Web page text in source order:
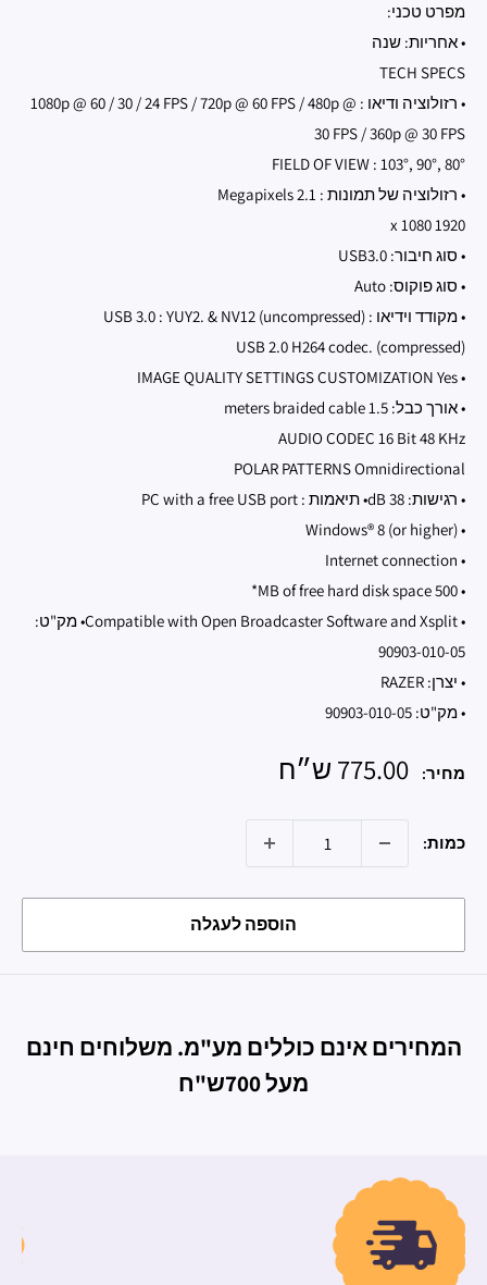
מפרט טכני:
• אחריות: שנה
TECH SPECS
• רזולוציה ודיאו : 1080p @ 60 / 30 / 24 FPS / 720p @ 60 FPS / 480p @
30 FPS / 360p @ 30 FPS
FIELD OF VIEW : 103°, 90°, 80°
• רזולוציה של תמונות : 2.1 Megapixels
1920 x 1080
• סוג חיבור: USB3.0
• סוג פוקוס: Auto
• מקודד וידיאו : USB 3.0 : YUY2. & NV12 (uncompressed)
USB 2.0 H264 codec. (compressed)
• IMAGE QUALITY SETTINGS CUSTOMIZATION Yes
• אורך כבל: 1.5 meters braided cable
AUDIO CODEC 16 Bit 48 KHz
POLAR PATTERNS Omnidirectional
• רגישות: 38 dB• תיאמות : PC with a free USB port
• Windows® 8 (or higher)
• Internet connection
• 500 MB of free hard disk space*
• Compatible with Open Broadcaster Software and Xsplit• מק"ט:
90903-010-05
• יצרן: RAZER
• מק"ט: 90903-010-05
מחיר: מחיר
775.00 ש״ח
כמות:
הוספה לעגלה
המחירים אינם כוללים מע"מ. משלוחים חינם
מעל 700ש"ח